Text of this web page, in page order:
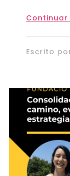
Continuar
Escrito